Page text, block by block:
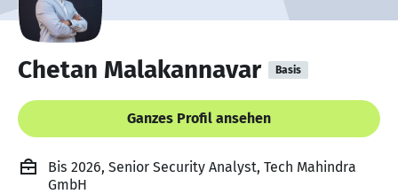
Chetan Malakannavar Basis
Ganzes Profil ansehen
Bis 2026, Senior Security Analyst, Tech Mahindra
GmbH